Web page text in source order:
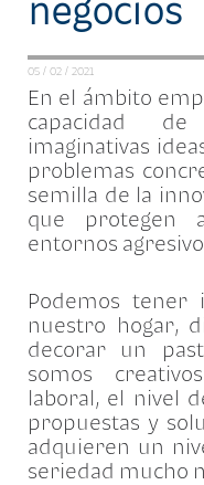
negocios
05 / 02 / 2021
En el ámbito
capacidad
imaginativas
problemas
semilla de la
que protegen
entornos
Podemos tener
nuestro hogar,
decorar un
somos
laboral, el nivel
propuestas y
adquieren un
seriedad mucho